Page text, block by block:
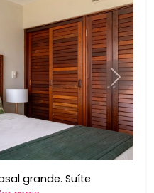
grande. Suíte